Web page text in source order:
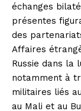
échanges
présentes
des
Affaires
Russie dans la
notamment à
militaires liés
au Mali et au